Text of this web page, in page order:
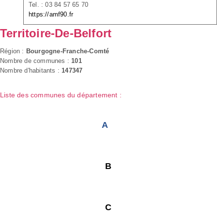
Tel. : 03 84 57 65 70
https://amf90.fr
Territoire-De-Belfort
Région : Bourgogne-Franche-Comté
Nombre de communes : 101
Nombre d'habitants : 147347
Liste des communes du département :
A
B
C